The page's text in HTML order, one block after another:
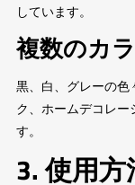
しています。
複数のカ
黒、白、グレーの色
ク、ホームデコレ
す。
3. 使用